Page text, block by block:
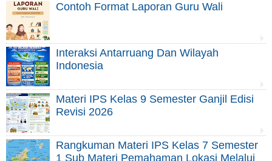
Contoh Format Laporan Guru Wali
Interaksi Antarruang Dan Wilayah
Indonesia
Materi IPS Kelas 9 Semester Ganjil Edisi
Revisi 2026
Rangkuman Materi IPS Kelas 7 Semester
1 Sub Materi Pemahaman Lokasi Melalui